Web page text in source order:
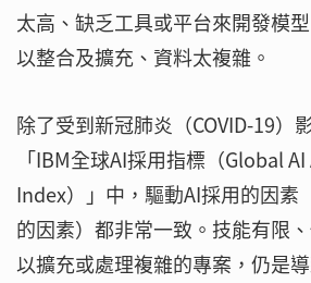
太高、缺乏工具或平台來開發模
以整合及擴充、資料太複雜。
除了受到新冠肺炎（COVID-19）
「IBM全球AI採用指標（Global
Index）」中，驅動AI採用的因素
的因素）都非常一致。技能有限
以擴充或處理複雜的專案，仍是